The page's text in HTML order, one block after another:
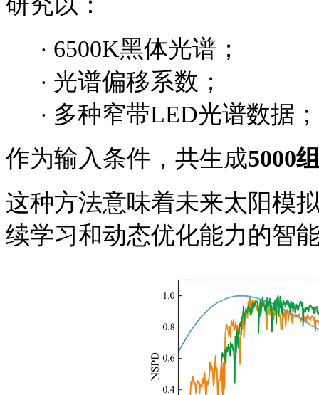
· 6500K黑体光谱；
· 光谱偏移系数；
· 多种窄带LED光谱数据；
作为输入条件，共生成5000
这种方法意味着未来太阳模
续学习和动态优化能力的智